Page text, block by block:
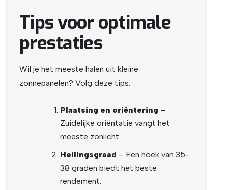
Tips voor optimale
prestaties
Wil je het meeste halen uit kleine
zonnepanelen? Volg deze tips:
Plaatsing en oriëntering –
Zuidelijke oriëntatie vangt het
meeste zonlicht.
Hellingsgraad – Een hoek van 35-
38 graden biedt het beste
rendement.